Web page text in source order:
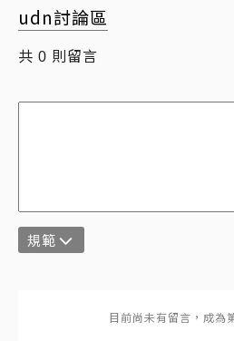
udn討論區
共 0 則留言
規範